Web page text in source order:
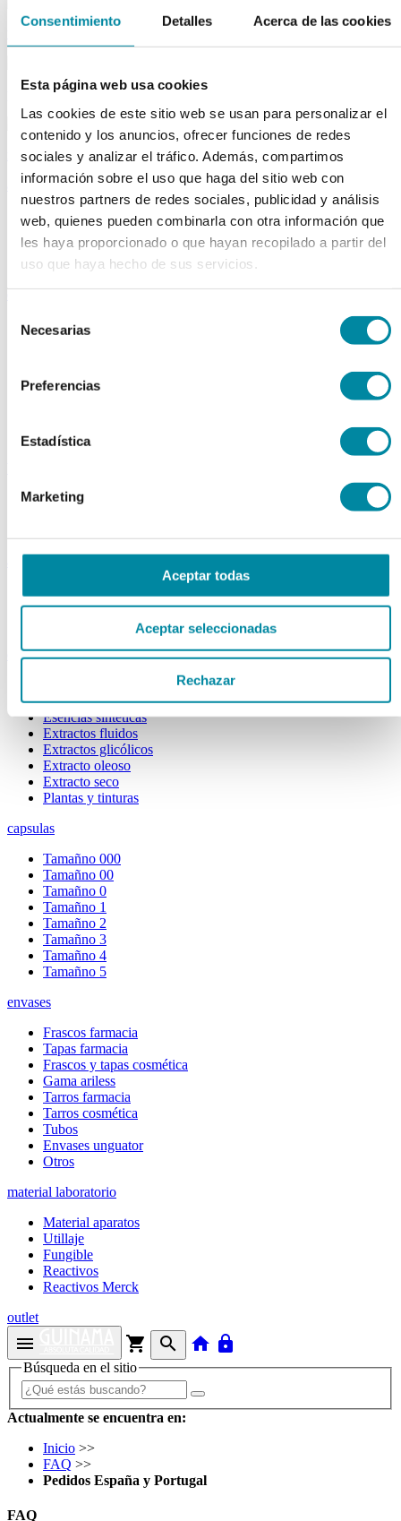
Consentimiento Detalles Acerca de las cookies
Esta página web usa cookies
Las cookies de este sitio web se usan para personalizar el
contenido y los anuncios, ofrecer funciones de redes
sociales y analizar el tráfico. Además, compartimos
información sobre el uso que haga del sitio web con
nuestros partners de redes sociales, publicidad y análisis
web, quienes pueden combinarla con otra información que
les haya proporcionado o que hayan recopilado a partir del
uso que haya hecho de sus servicios.
Necesarias
Preferencias
Estadística
Marketing
Aceptar todas
Aceptar seleccionadas
Rechazar
publicaciones
reactivos
activos
Vitaminas
Producto Exclusivo Farmacéutico
Principios Activos Cosméticos
Principios Activos Farmacéuticos Especiales
excipientes
Colorantes
Reguladores Ph
Filtros solares
Jarabes
Otras grasas
extractos y perfumes
Perfumes
Esencias sintéticas
Extractos fluidos
Extractos glicólicos
Extracto oleoso
Extracto seco
Plantas y tinturas
capsulas
Tamañno 000
Tamañno 00
Tamañno 0
Tamañno 1
Tamañno 2
Tamañno 3
Tamañno 4
Tamañno 5
envases
Frascos farmacia
Tapas farmacia
Frascos y tapas cosmética
Gama ariless
Tarros farmacia
Tarros cosmética
Tubos
Envases unguator
Otros
material laboratorio
Material aparatos
Utillaje
Fungible
Reactivos
Reactivos Merck
outlet
menu shopping_cart search home lock
Búsqueda en el sitio
Actualmente se encuentra en:
Inicio >>
FAQ >>
Pedidos España y Portugal
FAQ